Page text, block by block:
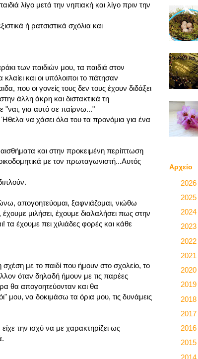
λίγο μετά την νηπιακή και λίγο πριν την
ή ρατσιστικά σχόλια και
των παιδιών μου, τα παιδιά στον
και οι υπόλοιποι το πάτησαν
που οι γονείς τους δεν τους έχουν διδάξει
άλλη άκρη και διστακτικά τη
"ναι, για αυτό σε παίρνω..."
να χάσει όλα του τα προνόμια για ένα
και στην προκειμένη περίπτωση
με τον πρωταγωνιστή...Αυτός
απογοητεύομαι, ξαφνιάζομαι, νιώθω
μιλήσει, έχουμε διαλαλήσει πως στην
έχουμε πει χιλιάδες φορές και κάθε
με το παιδί που ήμουν στο σχολείο, το
όταν δηλαδή ήμουν με τις παρέες
θα απογοητεύονταν και θα
μου, να δοκιμάσω τα όρια μου, τις δυνάμεις
την ισχύ να με χαρακτηρίζει ως
Αρχείο
2026
2025
2024
2023
2022
2021
2020
2019
2018
2017
2016
2015
2014